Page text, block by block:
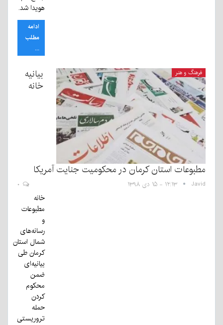
هویدا شد.
ادامه
مطلب
...
فرهنگ و هنر
بیانیه
خانه
مطبوعات استان کرمان در محکومیت جنایت آمریکا
Javid ۱۲:۱۳ - ۱۵ دی ۱۳۹۸
خانه
مطبوعات
و
رسانه‌های
شمال استان
کرمان طی
بیانیه‌ای
ضمن
محکوم
کردن
حمله
تروریستی